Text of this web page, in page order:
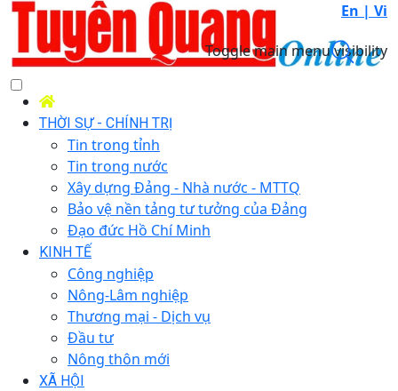
En | Vi
Toggle main menu visibility
THỜI SỰ - CHÍNH TRỊ
Tin trong tỉnh
Tin trong nước
Xây dựng Đảng - Nhà nước - MTTQ
Bảo vệ nền tảng tư tưởng của Đảng
Đạo đức Hồ Chí Minh
KINH TẾ
Công nghiệp
Nông-Lâm nghiệp
Thương mại - Dịch vụ
Đầu tư
Nông thôn mới
XÃ HỘI